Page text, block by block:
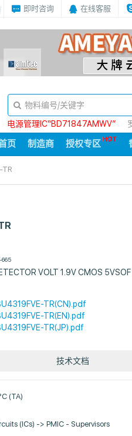
即时咨询 在线客服
电源管理IC“BD71847AMWV”
页 制造商 授权专区
TR
665
VOLT 1.9V CMOS 5VSOF
TR(CN).pdf
TR(EN).pdf
TR(JP).pdf
技术文档
(TA)
(ICs) -> PMIC - Supervisors